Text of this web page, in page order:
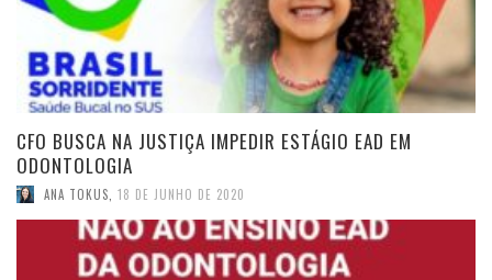
CFO BUSCA NA JUSTIÇA IMPEDIR ESTÁGIO EAD EM
ODONTOLOGIA
ANA TOKUS 18 DE JUNHO DE 2020